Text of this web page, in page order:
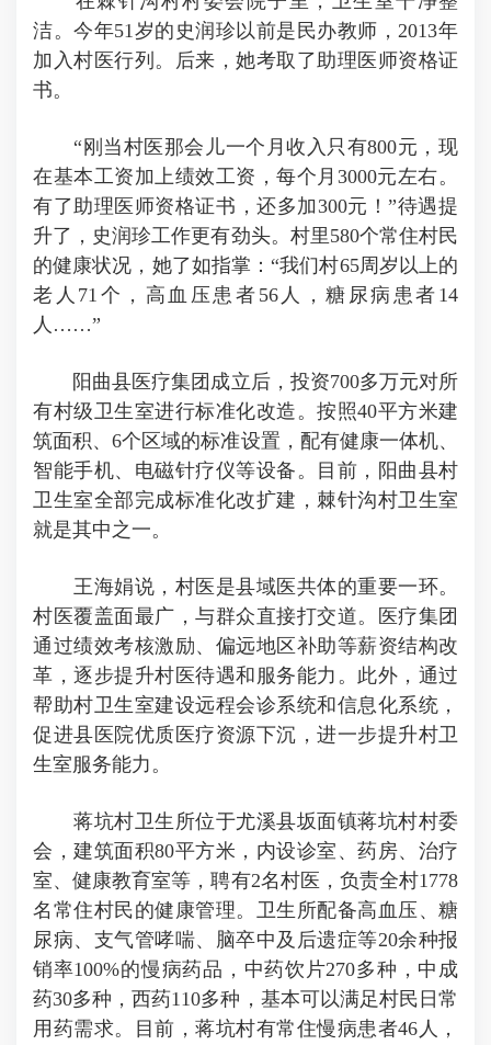
洁。今年51岁的史润珍以前是民办教师，2013年
加入村医行列。后来，她考取了助理医师资格证
书。
“刚当村医那会儿一个月收入只有800元，现
在基本工资加上绩效工资，每个月3000元左右。
有了助理医师资格证书，还多加300元！”待遇提
升了，史润珍工作更有劲头。村里580个常住村民
的健康状况，她了如指掌：“我们村65周岁以上的
老人71个，高血压患者56人，糖尿病患者14
人……”
阳曲县医疗集团成立后，投资700多万元对所
有村级卫生室进行标准化改造。按照40平方米建
筑面积、6个区域的标准设置，配有健康一体机、
智能手机、电磁针疗仪等设备。目前，阳曲县村
卫生室全部完成标准化改扩建，棘针沟村卫生室
就是其中之一。
王海娟说，村医是县域医共体的重要一环。
村医覆盖面最广，与群众直接打交道。医疗集团
通过绩效考核激励、偏远地区补助等薪资结构改
革，逐步提升村医待遇和服务能力。此外，通过
帮助村卫生室建设远程会诊系统和信息化系统，
促进县医院优质医疗资源下沉，进一步提升村卫
生室服务能力。
蒋坑村卫生所位于尤溪县坂面镇蒋坑村村委
会，建筑面积80平方米，内设诊室、药房、治疗
室、健康教育室等，聘有2名村医，负责全村1778
名常住村民的健康管理。卫生所配备高血压、糖
尿病、支气管哮喘、脑卒中及后遗症等20余种报
销率100%的慢病药品，中药饮片270多种，中成
药30多种，西药110多种，基本可以满足村民日常
用药需求。目前，蒋坑村有常住慢病患者46人，